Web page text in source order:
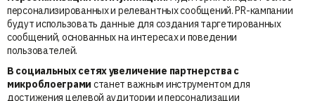
персонализированных и релевантных сообщений. PR-кампании
будут использовать данные для создания таргетированных
сообщений, основанных на интересах и поведении
пользователей.
В социальных сетях увеличение партнерства с
микроблоеграми станет важным инструментом для
достижения целевой аудитории и персонализации